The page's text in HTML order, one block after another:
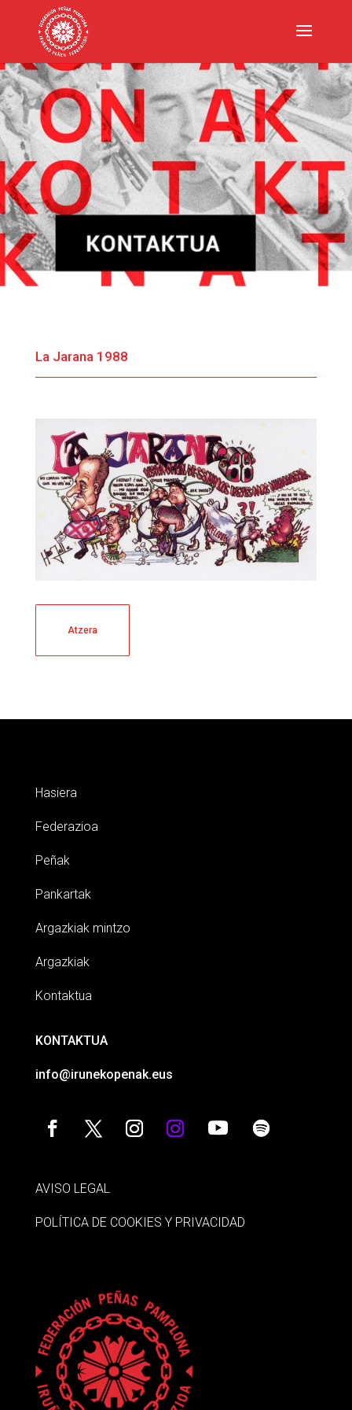
La Jarana 1988
Atzera
Hasiera
Federazioa
Peñak
Pankartak
Argazkiak mintzo
Argazkiak
Kontaktua
KONTAKTUA
info@irunekopenak.eus
AVISO LEGAL
POLÍTICA DE COOKIES Y PRIVACIDAD